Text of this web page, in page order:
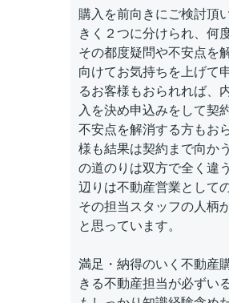
購入を前向きにご検討頂
きく２つに分けられ、何
その都度疑問や不安点を
向けてお気持ちを上げて
るお客様もおられれば、
入を決め申込みをして契
不安点を解消する方もお
様も結果は契約まで向か
の道のりは双方で全く違
辺りは不動産営業として
その担当スタッフの人柄
と思っています。
満足・納得のいく不動産
きる不動産担当が必ずい